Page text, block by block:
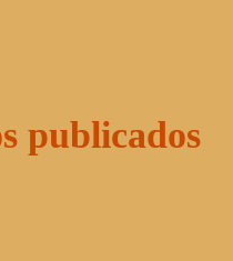
publicados